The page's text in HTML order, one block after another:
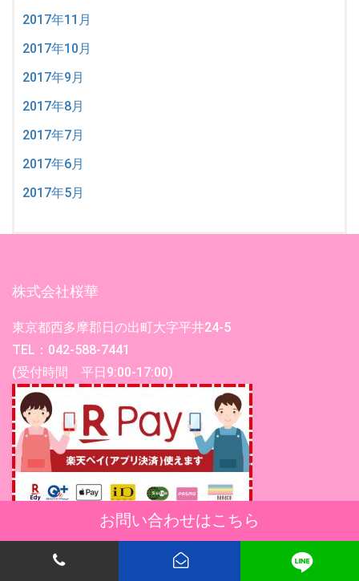
2017年11月
2017年10月
2017年9月
2017年8月
2017年7月
2017年6月
2017年5月
株式会社桜華
東京都西多摩郡日の出町大字平井24-5
TEL：042-588-7441
(受付時間 平日9:00-17:00)
※店舗決済でのお支払い時にご利用頂けます。
お問い合わせはこちら